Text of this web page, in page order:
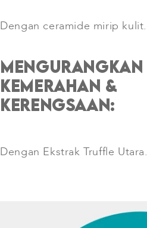
Dengan ceramide mirip kulit.
Mengurangkan
Kemerahan &
Kerengsaan:
Dengan Ekstrak Truffle Utara.